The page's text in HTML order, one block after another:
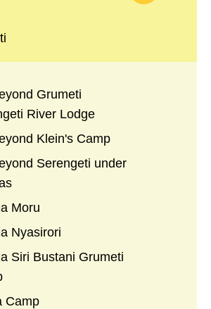
Grumeti
River Lodge
Klein's Camp
Serengeti under
Moru
Nyasirori
Siri Bustani Grumeti
Camp